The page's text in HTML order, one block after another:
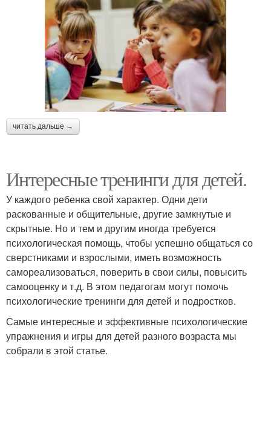
читать дальше →
Интересные тренинги для детей.
У каждого ребенка свой характер. Одни дети
раскованные и общительные, другие замкнутые и
скрытные. Но и тем и другим иногда требуется
психологическая помощь, чтобы успешно общаться со
сверстниками и взрослыми, иметь возможность
самореализоваться, поверить в свои силы, повысить
самооценку и т.д. В этом педагогам могут помочь
психологические тренинги для детей и подростков.
Самые интересные и эффективные психологические
упражнения и игры для детей разного возраста мы
собрали в этой статье.